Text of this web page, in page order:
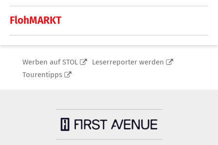
FlohMARKT
Werben auf STOL
Leserreporter werden
Tourentipps